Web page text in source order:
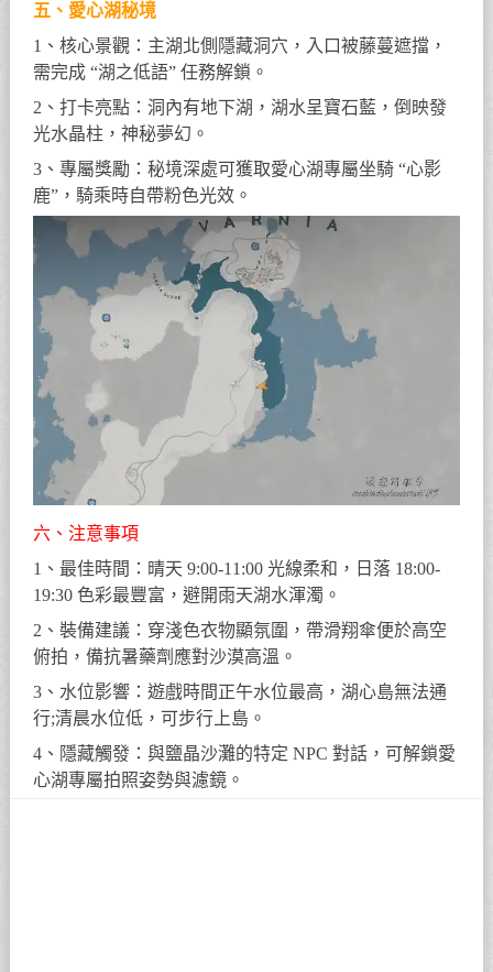
五、愛心湖秘境
1、核心景觀：主湖北側隱藏洞穴，入口被藤蔓遮擋，
需完成 “湖之低語” 任務解鎖。
2、打卡亮點：洞內有地下湖，湖水呈寶石藍，倒映發
光水晶柱，神秘夢幻。
3、專屬獎勵：秘境深處可獲取愛心湖專屬坐騎 “心影
鹿”，騎乘時自帶粉色光效。
六、注意事項
1、最佳時間：晴天 9:00-11:00 光線柔和，日落 18:00-
19:30 色彩最豐富，避開雨天湖水渾濁。
2、裝備建議：穿淺色衣物顯氛圍，帶滑翔傘便於高空
俯拍，備抗暑藥劑應對沙漠高溫。
3、水位影響：遊戲時間正午水位最高，湖心島無法通
行;清晨水位低，可步行上島。
4、隱藏觸發：與鹽晶沙灘的特定 NPC 對話，可解鎖愛
心湖專屬拍照姿勢與濾鏡。